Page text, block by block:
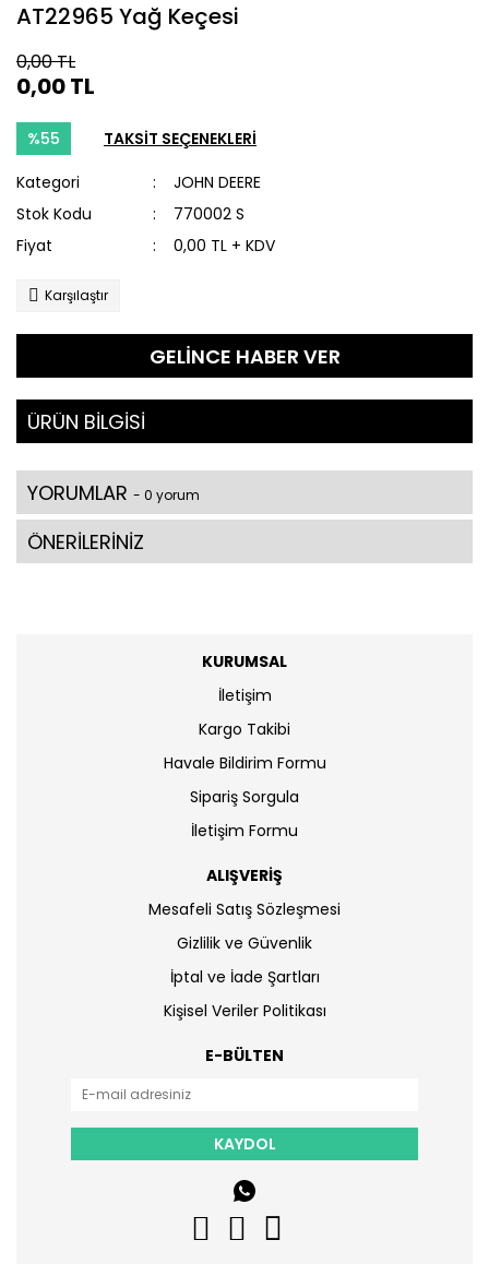
AT22965 Yağ Keçesi
0,00 TL
0,00 TL
%55 TAKSİT SEÇENEKLERİ
Kategori
JOHN DEERE
Stok Kodu
770002 S
Fiyat
0,00 TL + KDV
Karşılaştır
GELİNCE HABER VER
ÜRÜN BİLGİSİ
YORUMLAR - 0 yorum
ÖNERİLERİNİZ
KURUMSAL
İletişim
Kargo Takibi
Havale Bildirim Formu
Sipariş Sorgula
İletişim Formu
ALIŞVERİŞ
Mesafeli Satış Sözleşmesi
Gizlilik ve Güvenlik
İptal ve İade Şartları
Kişisel Veriler Politikası
E-BÜLTEN
KAYDOL